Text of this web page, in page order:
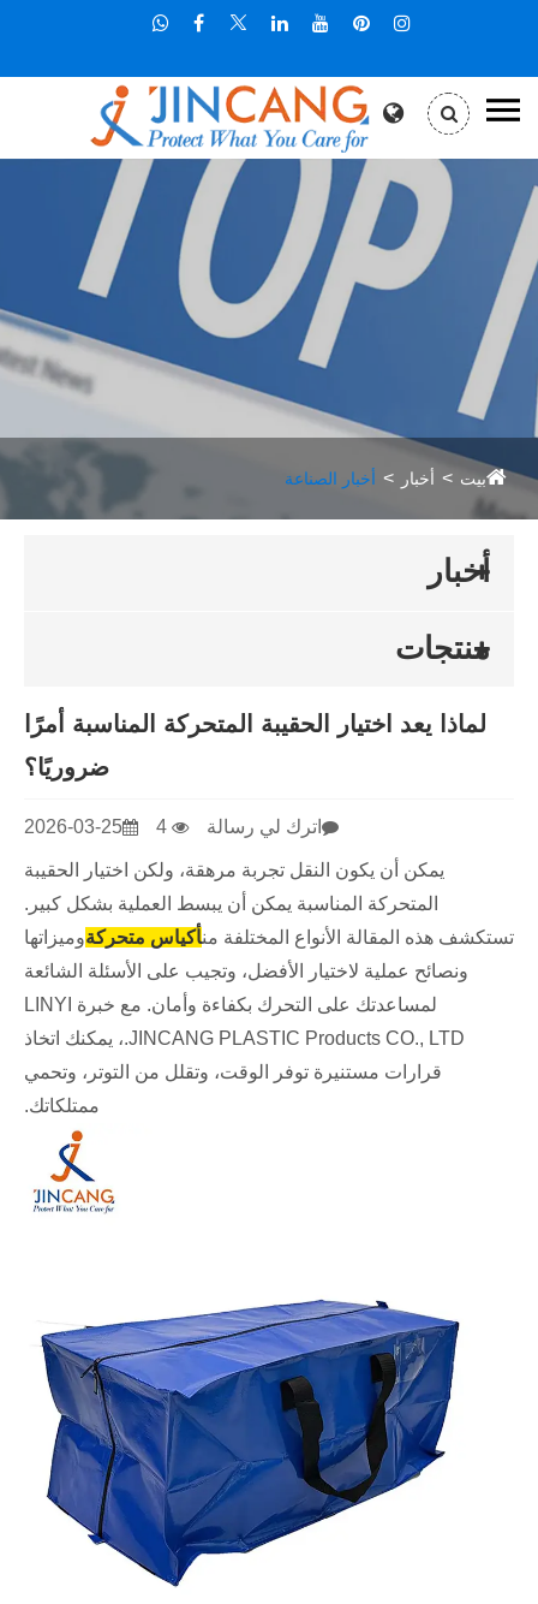
بيت أخبار أخبار الصناعة
أخبار
منتجات
لماذا يعد اختيار الحقيبة المتحركة المناسبة أمرًا
ضروريًا؟
2026-03-25 اترك لي رسالة
يمكن أن يكون النقل تجربة مرهقة، ولكن اختيار الحقيبة
المتحركة المناسبة يمكن أن يبسط العملية بشكل كبير.
تستكشف هذه المقالة الأنواع المختلفة منأكياس متحركةوميزاتها
ونصائح عملية لاختيار الأفضل، وتجيب على الأسئلة الشائعة
لمساعدتك على التحرك بكفاءة وأمان. مع خبرة LINYI
JINCANG PLASTIC Products CO., LTD.، يمكنك اتخاذ
قرارات مستنيرة توفر الوقت، وتقلل من التوتر، وتحمي
ممتلكاتك.